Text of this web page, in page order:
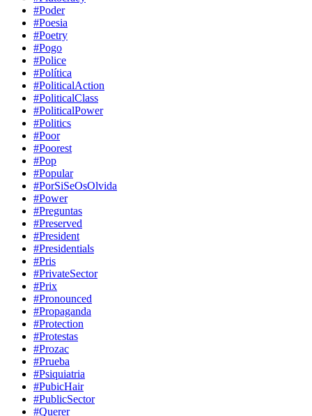
#Poder
#Poesia
#Poetry
#Pogo
#Police
#Política
#PoliticalAction
#PoliticalClass
#PoliticalPower
#Politics
#Poor
#Poorest
#Pop
#Popular
#PorSiSeOsOlvida
#Power
#Preguntas
#Preserved
#President
#Presidentials
#Pris
#PrivateSector
#Prix
#Pronounced
#Propaganda
#Protection
#Protestas
#Prozac
#Prueba
#Psiquiatria
#PubicHair
#PublicSector
#Querer